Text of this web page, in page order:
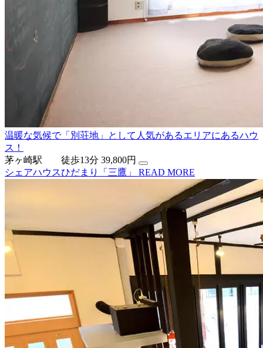
温暖な気候で「別荘地」として人気があるエリアにあるハウ
ス！
茅ヶ崎駅 徒歩13分 39,800円
シェアハウスひだまり「三鷹」
READ MORE